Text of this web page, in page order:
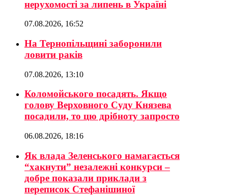
нерухомості за липень в Україні
07.08.2026, 16:52
На Тернопільщині заборонили
ловити раків
07.08.2026, 13:10
Коломойського посадять. Якщо
голову Верховного Суду Князева
посадили, то цю дрібноту запросто
06.08.2026, 18:16
Як влада Зеленського намагається
“хакнути” незалежні конкурси –
добре показали приклади з
переписок Стефанішиної